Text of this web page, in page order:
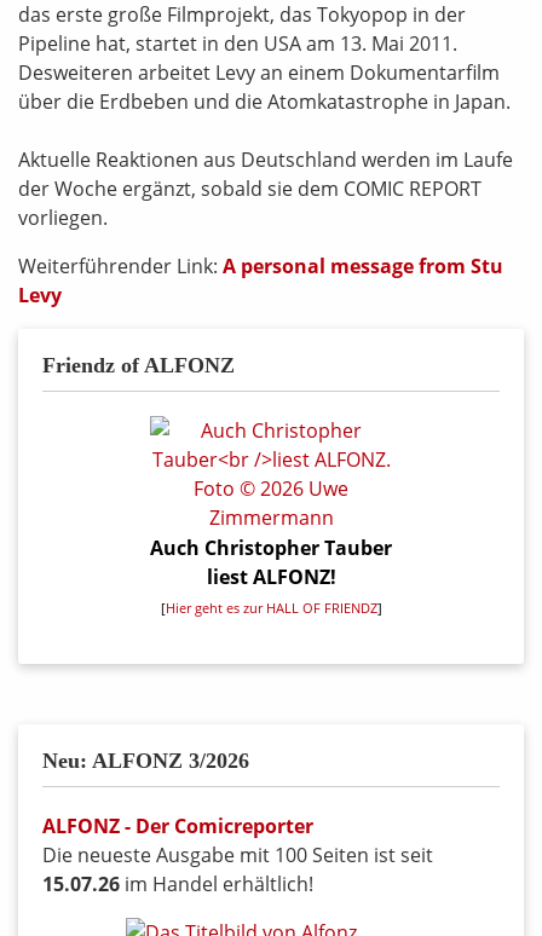
das erste große Filmprojekt, das Tokyopop in der
Pipeline hat, startet in den USA am 13. Mai 2011.
Desweiteren arbeitet Levy an einem Dokumentarfilm
über die Erdbeben und die Atomkatastrophe in Japan.
Aktuelle Reaktionen aus Deutschland werden im Laufe
der Woche ergänzt, sobald sie dem COMIC REPORT
vorliegen.
Weiterführender Link: A personal message from Stu
Levy
Friendz of ALFONZ
Auch Christopher Tauber
liest ALFONZ!
[Hier geht es zur HALL OF FRIENDZ]
Neu: ALFONZ 3/2026
ALFONZ - Der Comicreporter
Die neueste Ausgabe mit 100 Seiten ist seit
15.07.26 im Handel erhältlich!